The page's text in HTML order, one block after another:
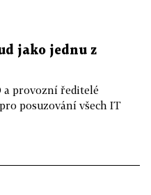
jako jednu z
a provozní ředitelé
posuzování všech IT